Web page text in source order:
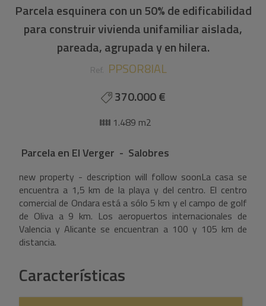
Parcela esquinera con un 50% de edificabilidad
para construir vivienda unifamiliar aislada,
pareada, agrupada y en hilera.
Ref. PPSOR8IAL
370.000 €
1.489 m2
Parcelaen El Verger - Salobres
new property - description will follow soonLa casa se
encuentra a 1,5 km de la playa y del centro. El centro
comercial de Ondara está a sólo 5 km y el campo de golf
de Oliva a 9 km. Los aeropuertos internacionales de
Valencia y Alicante se encuentran a 100 y 105 km de
distancia.
Características